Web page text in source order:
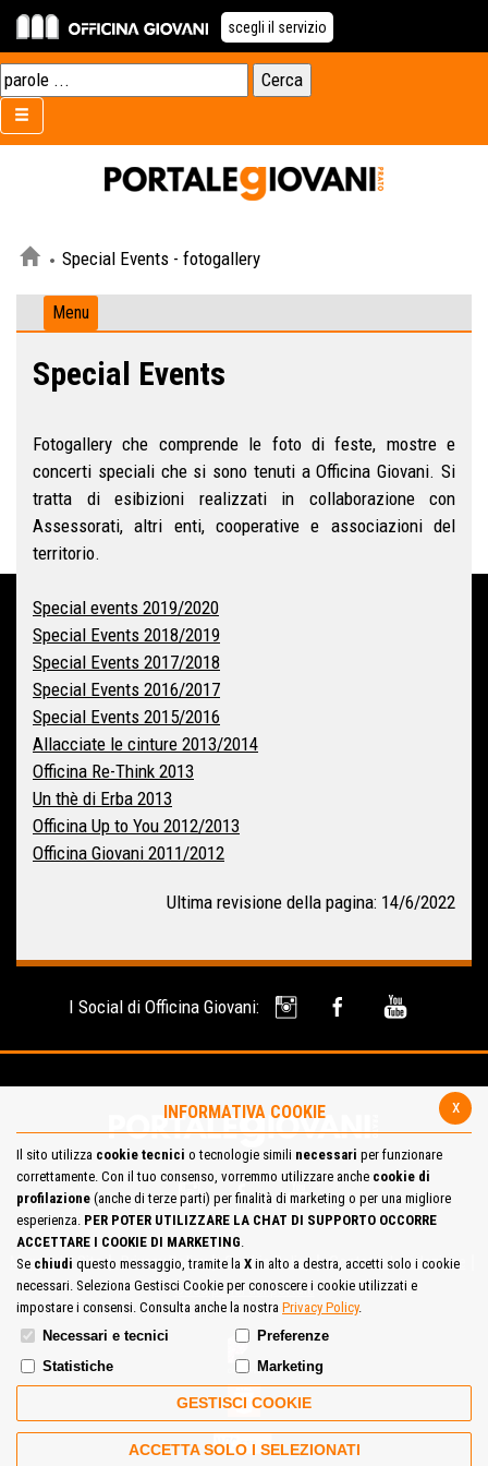
scegli il servizio
Special Events - fotogallery
Menu
Special Events
Fotogallery che comprende le foto di feste, mostre e
concerti speciali che si sono tenuti a Officina Giovani. Si
tratta di esibizioni realizzati in collaborazione con
Assessorati, altri enti, cooperative e associazioni del
territorio.
Special events 2019/2020
Special Events 2018/2019
Special Events 2017/2018
Special Events 2016/2017
Special Events 2015/2016
Allacciate le cinture 2013/2014
Officina Re-Think 2013
Un thè di Erba 2013
Officina Up to You 2012/2013
Officina Giovani 2011/2012
Ultima revisione della pagina: 14/6/2022
I Social di Officina Giovani:
Mappa del Sito Privacy Policy Cookie Policy
Contatta la redazione
Cosa pensi del portale
x
INFORMATIVA COOKIE
Il sito utilizza cookie tecnici o tecnologie simili necessari per funzionare
correttamente. Con il tuo consenso, vorremmo utilizzare anche cookie di
profilazione (anche di terze parti) per finalità di marketing o per una migliore
esperienza. PER POTER UTILIZZARE LA CHAT DI SUPPORTO OCCORRE
ACCETTARE I COOKIE DI MARKETING.
Se chiudi questo messaggio, tramite la X in alto a destra, accetti solo i cookie
necessari. Seleziona Gestisci Cookie per conoscere i cookie utilizzati e
impostare i consensi. Consulta anche la nostra Privacy Policy.
Necessari e tecnici
Preferenze
Statistiche
Marketing
GESTISCI COOKIE
ACCETTA SOLO I SELEZIONATI